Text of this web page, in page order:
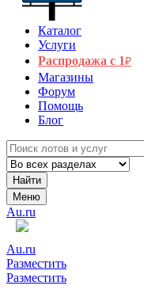
Каталог
Услуги
Распродажа с 1₽
Магазины
Форум
Помощь
Блог
Найти
Меню
Au.ru
Au.ru
Разместить
Разместить